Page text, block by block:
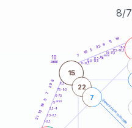
8/7
generazione maschile
10
anni
1-2,5
2,5-3,5
3,5-4
6-7,5
7,5-8,5
8,5-9
11-12,5
12,5-13,5
13,5-14
16-17,5
17,5-18,5
18,5-19
21
13
18
5
7
20
8
7
10
5
22 6
11
18
15
22
7
5anni
15 anni